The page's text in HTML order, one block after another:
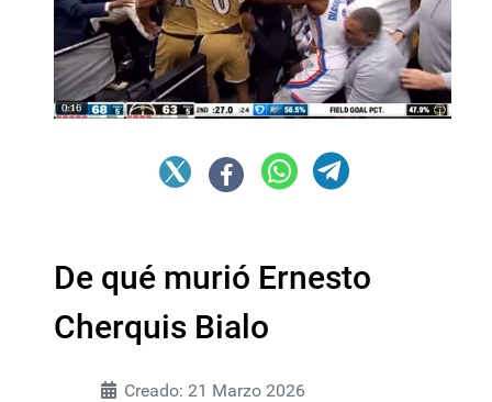
De qué murió Ernesto
Cherquis Bialo
Creado: 21 Marzo 2026